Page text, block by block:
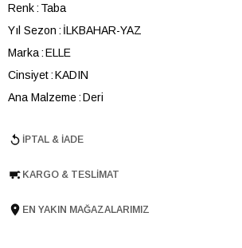
Renk Taba
Yıl Sezon
İLKBAHAR-YAZ
Marka ELLE
Cinsiyet KADIN
Ana Malzeme Deri
Topuk Boyu 3.5 cm
Menşei TURKIYE
İPTAL & İADE
KARGO & TESLIMAT
EN YAKIN MAĞAZALARIMIZ